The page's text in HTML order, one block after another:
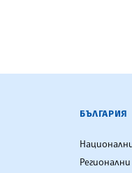
БЪЛГАРИЯ